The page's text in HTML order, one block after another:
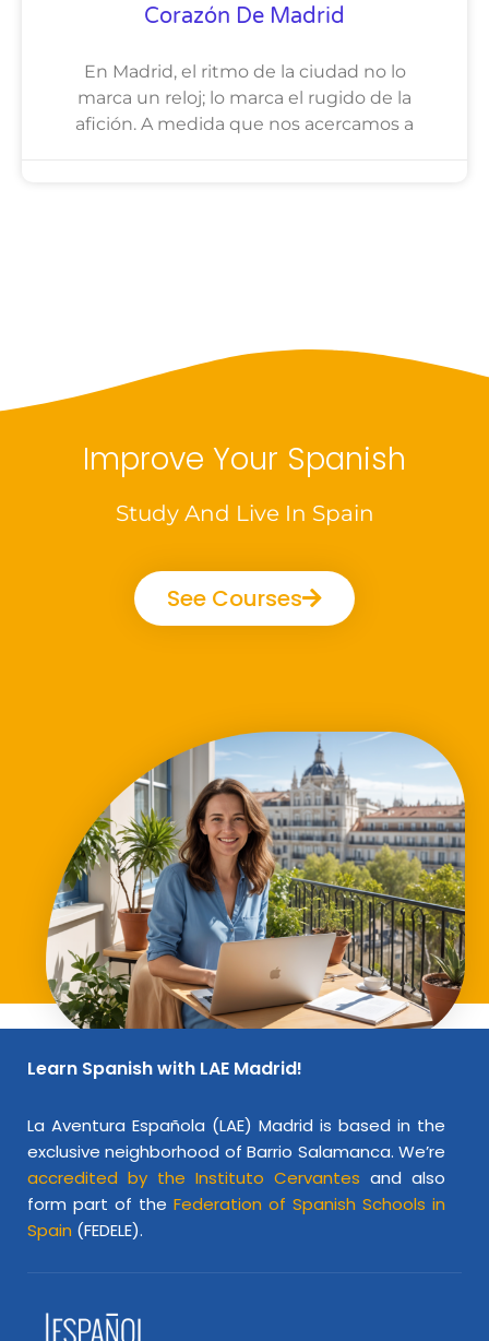
Corazón De Madrid
En Madrid, el ritmo de la ciudad no lo
marca un reloj; lo marca el rugido de la
afición. A medida que nos acercamos a
Improve Your Spanish
Study And Live In Spain
See Courses
Learn Spanish with LAE Madrid!
La Aventura Española (LAE) Madrid is based in the
exclusive neighborhood of Barrio Salamanca. We’re
accredited by the Instituto Cervantes and also
form part of the Federation of Spanish Schools in
Spain (FEDELE).